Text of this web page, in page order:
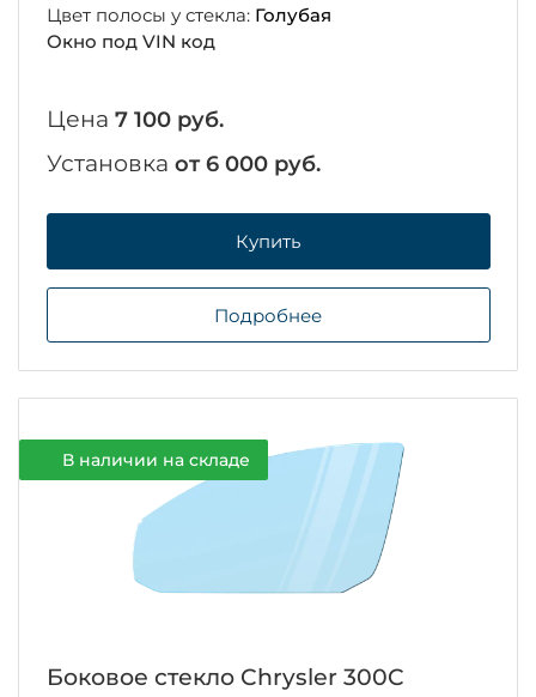
Цвет полосы у стекла: Голубая
Окно под VIN код
Цена 7 100 руб.
Установка от 6 000 руб.
Купить
Подробнее
В наличии на складе
Боковое стекло Chrysler 300C